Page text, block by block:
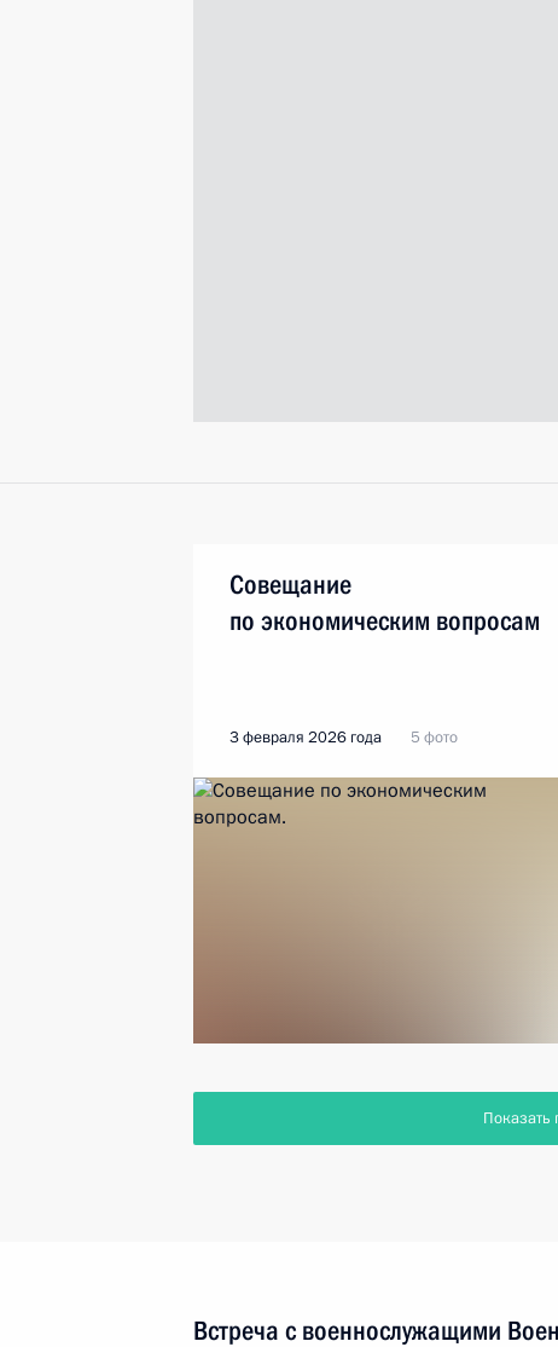
Совещание
по экономическим вопросам
3 февраля 2026 года 5 фото
Показать
Встреча с военнослужащими